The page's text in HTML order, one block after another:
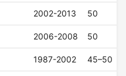
2002-2013 50
2006-2008 50
1987-2002 45–50